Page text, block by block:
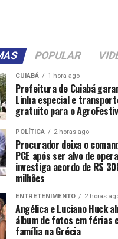
POPULAR
CUIABÁ 1 hora ago
Prefeitura de Cuiabá
Linha especial e
gratuito para o
POLÍTICA 2 horas ago
Procurador deixa o
PGE após ser alvo de
investiga acordo de R$
milhões
ENTRETENIMENTO 2 horas
Angélica e Luciano Huck
álbum de fotos em férias
família na Grécia